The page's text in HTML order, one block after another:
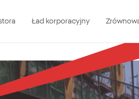
Ład korporacyjny